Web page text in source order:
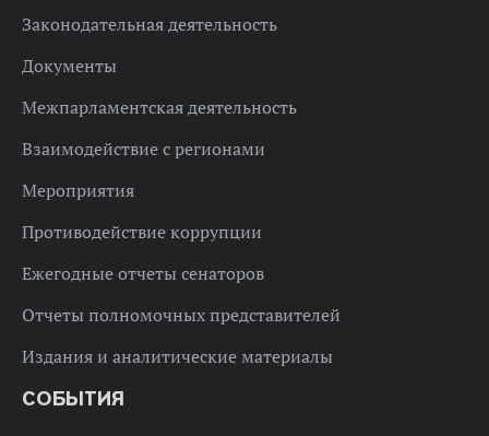
Законодательная деятельность
Документы
Межпарламентская деятельность
Взаимодействие с регионами
Мероприятия
Противодействие коррупции
Ежегодные отчеты сенаторов
Отчеты полномочных представителей
Издания и аналитические материалы
СОБЫТИЯ